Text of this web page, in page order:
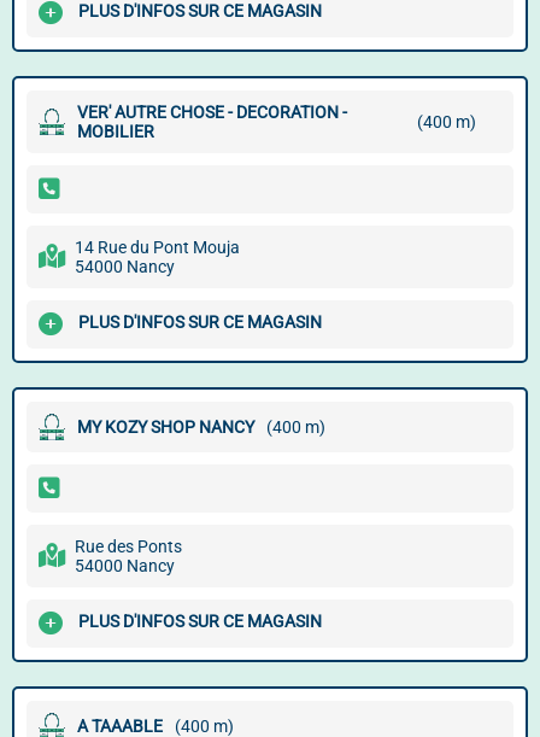
PLUS D'INFOS SUR CE MAGASIN
VER' AUTRE CHOSE - DECORATION -
MOBILIER
(400 m)
14 Rue du Pont Mouja
54000 Nancy
PLUS D'INFOS SUR CE MAGASIN
MY KOZY SHOP NANCY (400 m)
Rue des Ponts
54000 Nancy
PLUS D'INFOS SUR CE MAGASIN
A TAAABLE (400 m)